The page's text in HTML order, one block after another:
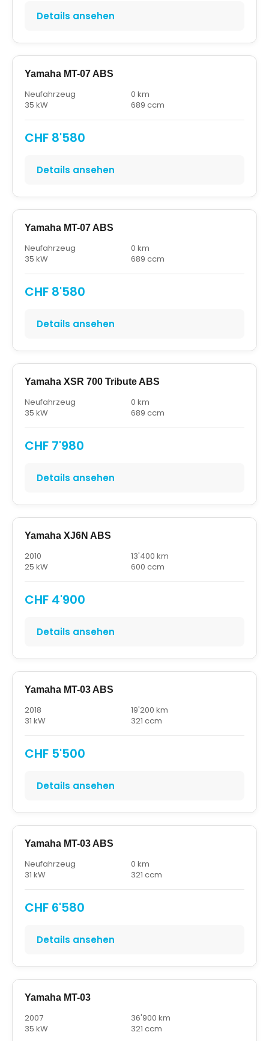
Details ansehen
Yamaha MT-07 ABS
Neufahrzeug
0 km
35 kW
689 ccm
CHF 8'580
Details ansehen
Yamaha MT-07 ABS
Neufahrzeug
0 km
35 kW
689 ccm
CHF 8'580
Details ansehen
Yamaha XSR 700 Tribute ABS
Neufahrzeug
0 km
35 kW
689 ccm
CHF 7'980
Details ansehen
Yamaha XJ6N ABS
2010
13'400 km
25 kW
600 ccm
CHF 4'900
Details ansehen
Yamaha MT-03 ABS
2018
19'200 km
31 kW
321 ccm
CHF 5'500
Details ansehen
Yamaha MT-03 ABS
Neufahrzeug
0 km
31 kW
321 ccm
CHF 6'580
Details ansehen
Yamaha MT-03
2007
36'900 km
35 kW
321 ccm